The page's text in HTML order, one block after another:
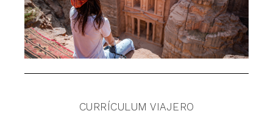
CURRÍCULUM VIAJERO